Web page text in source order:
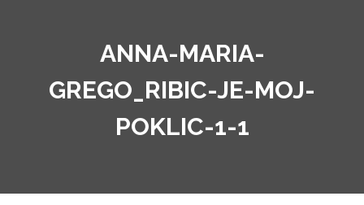
ANNA-MARIA-
GREGO_RIBIC-JE-MOJ-
POKLIC-1-1